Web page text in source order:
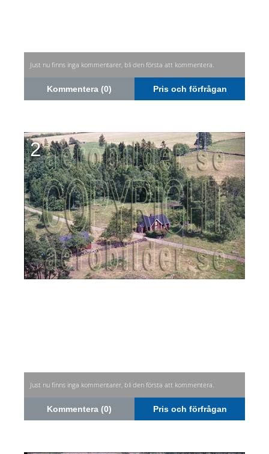
Just nu finns inga kommentarer, bli den första att kommentera.
Kommentera (0) Pris och förfrågan
2
Just nu finns inga kommentarer, bli den första att kommentera.
Kommentera (0) Pris och förfrågan